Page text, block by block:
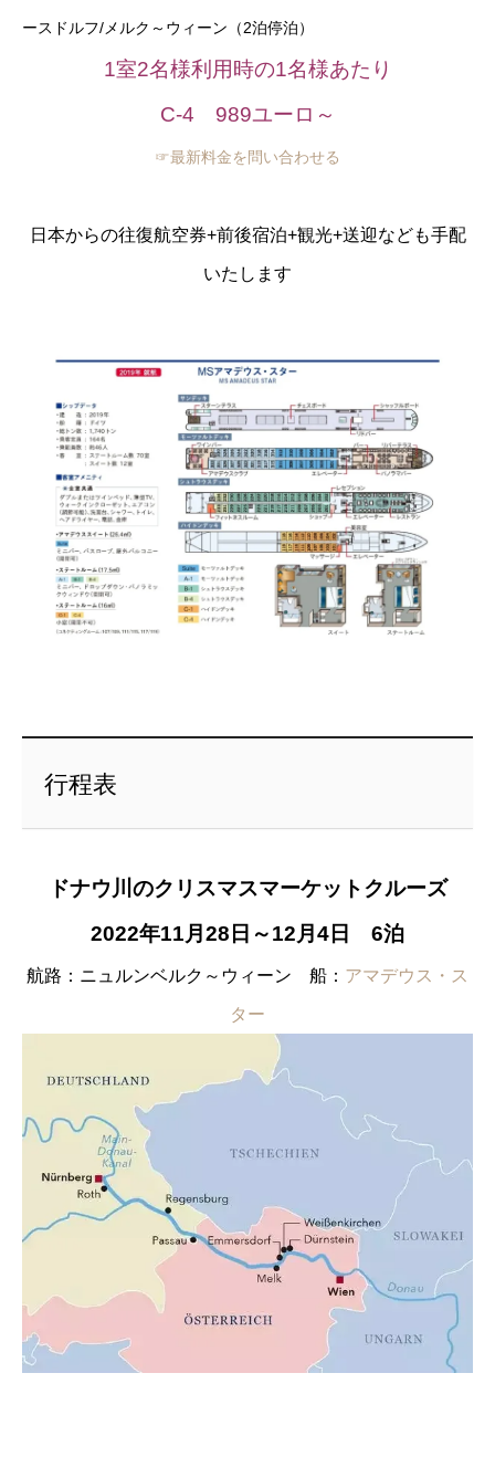
ースドルフ/メルク～ウィーン（2泊停泊）
1室2名様利用時の1名様あたり
C-4 989ユーロ～
☞最新料金を問い合わせる
日本からの往復航空券+前後宿泊+観光+送迎なども手配
いたします
行程表
ドナウ川のクリスマスマーケットクルーズ
2022年11月28日～12月4日 6泊
航路：ニュルンベルク～ウィーン 船： アマデウス・ス
ター